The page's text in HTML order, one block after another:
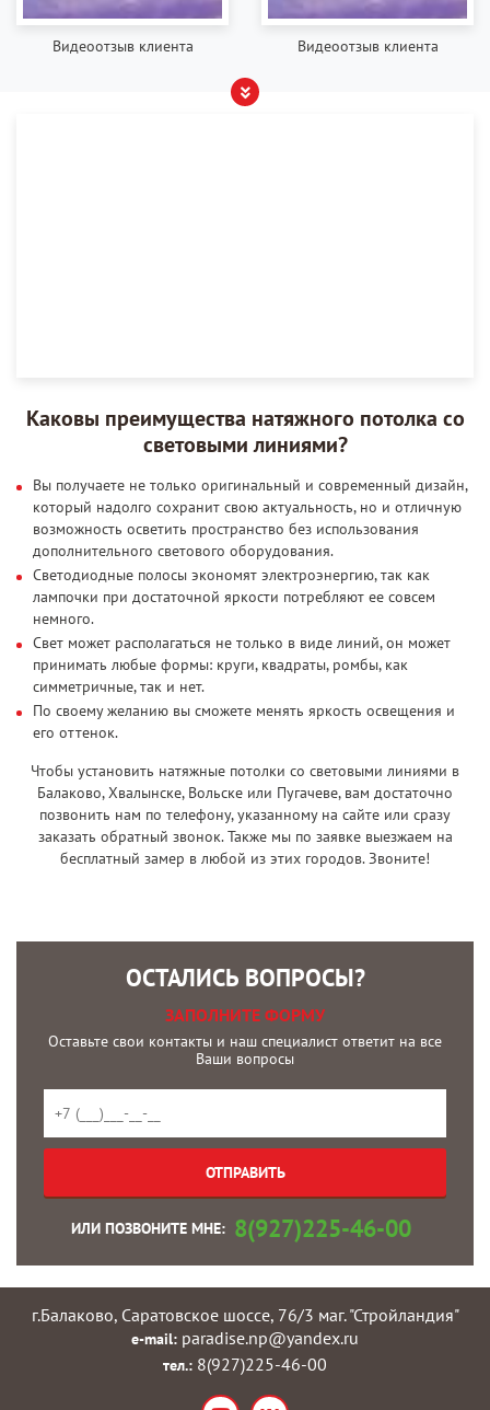
Видеоотзыв клиента Видеоотзыв клиента
Каковы преимущества натяжного потолка со
световыми линиями?
Вы получаете не только оригинальный и современный дизайн,
который надолго сохранит свою актуальность, но и отличную
возможность осветить пространство без использования
дополнительного светового оборудования.
Светодиодные полосы экономят электроэнергию, так как
лампочки при достаточной яркости потребляют ее совсем
немного.
Свет может располагаться не только в виде линий, он может
принимать любые формы: круги, квадраты, ромбы, как
симметричные, так и нет.
По своему желанию вы сможете менять яркость освещения и
его оттенок.
Чтобы установить натяжные потолки со световыми линиями в
Балаково, Хвалынске, Вольске или Пугачеве, вам достаточно
позвонить нам по телефону, указанному на сайте или сразу
заказать обратный звонок. Также мы по заявке выезжаем на
бесплатный замер в любой из этих городов. Звоните!
ОСТАЛИСЬ ВОПРОСЫ?
ЗАПОЛНИТЕ ФОРМУ
Оставьте свои контакты и наш специалист ответит на все
Ваши вопросы
ИЛИ ПОЗВОНИТЕ МНЕ: 8(927)225-46-00
г.Балаково, Саратовское шоссе, 76/3 маг. "Стройландия"
e-mail: paradise.np@yandex.ru
тел.: 8(927)225-46-00